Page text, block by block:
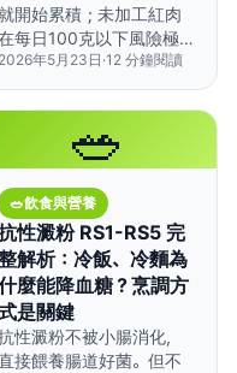
開始累積；未加工紅肉
每日100克以下風險極
低，但烹調方式影響巨大。
2026年5月23日 ·12 分鐘閱讀
🥗
🥗飲食與營養
性澱粉 RS1-RS5 完
解析：冷飯、冷麵為
麼能降血糖？烹調方
是關鍵
性澱粉不被小腸消化，
接餵養腸道好菌。但不